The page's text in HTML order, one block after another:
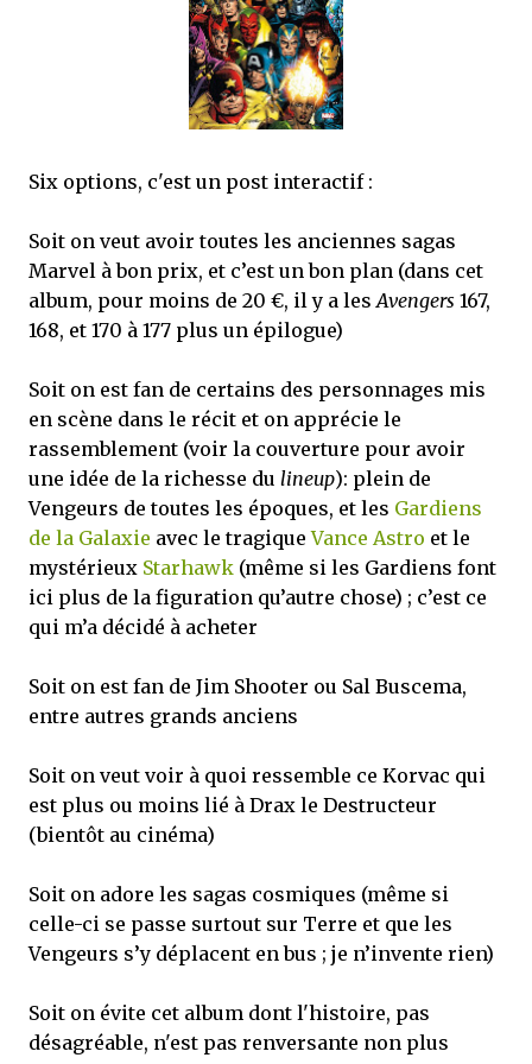
mettre sous tous les yeux. C'est cela...
Six options, c'est un post interactif :
Soit on veut avoir toutes les anciennes sagas
Marvel à bon prix, et c’est un bon plan (dans cet
album, pour moins de 20 €, il y a lesAvengers 167,
168, et 170 à 177 plus un épilogue)
Soit on est fan de certains des personnages mis
en scène dans le récit et on apprécie le
rassemblement (voir la couverture pour avoir
une idée de la richesse du lineup): plein de
Vengeurs de toutes les époques, et les Gardiens
de la Galaxie avec le tragiqueVance Astro et le
mystérieux Starhawk (même si les Gardiens font
ici plus de la figuration qu’autre chose) ; c’est ce
qui m’a décidé à acheter
Soit on est fan de Jim Shooter ou Sal Buscema,
entre autres grands anciens
Soit on veut voir à quoi ressemble ce Korvac qui
est plus ou moins lié à Drax le Destructeur
(bientôt au cinéma)
Soit on adore les sagas cosmiques (même si
celle-ci se passe surtout sur Terre et que les
Vengeurs s’y déplacent en bus ; je n’invente rien)
Soit on évite cet album dont l'histoire, pas
désagréable, n'est pas renversante non plus